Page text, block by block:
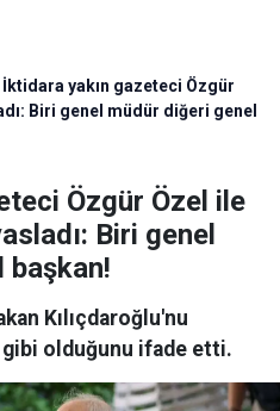
İktidara yakın gazeteci Özgür
Biri genel müdür diğeri genel
Özgür Özel ile
Biri genel
başkan!
Kılıçdaroğlu'nu
olduğunu ifade etti.